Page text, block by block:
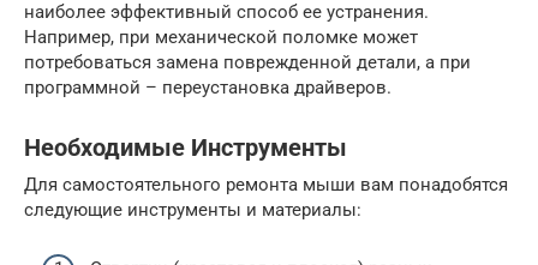
наиболее эффективный способ ее устранения.
Например, при механической поломке может
потребоваться замена поврежденной детали, а при
программной – переустановка драйверов.
Необходимые Инструменты
Для самостоятельного ремонта мыши вам понадобятся
следующие инструменты и материалы: